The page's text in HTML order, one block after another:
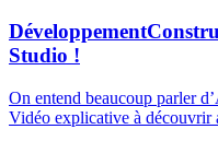
Développement
Studio !
On entend beaucoup parler
Vidéo explicative à découvrir